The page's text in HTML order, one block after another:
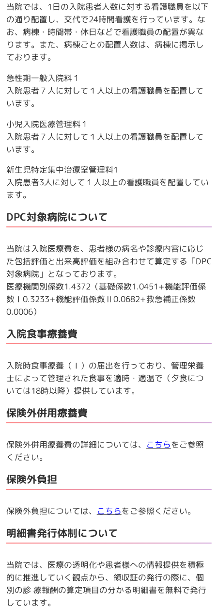
当院では、1日の入院患者人数に対する看護職員を以下
の通り配置し、交代で24時間看護を行っています。な
お、病棟・時間帯・休日などで看護職員の配置が異な
ります。また、病棟ごとの配置人数は、病棟に掲示し
ております。
急性期一般入院料１
入院患者７人に対して１人以上の看護職員を配置して
います。
小児入院医療管理料１
入院患者７人に対して１人以上の看護職員を配置して
います。
新生児特定集中治療室管理料1
入院患者3人に対して１人以上の看護職員を配置してい
ます。
DPC対象病院について
当院は入院医療費を、患者様の病名や診療内容に応じ
た包括評価と出来高評価を組み合わせて算定する「DPC
対象病院」となっております。
医療機関別係数1.4372（基礎係数1.0451+機能評価係
数Ⅰ0.3233+機能評価係数Ⅱ0.0682+救急補正係数
0.0006）
入院食事療養費
入院時食事療養（Ⅰ）の届出を行っており、管理栄養
士によって管理された食事を適時・適温で（夕食につ
いては18時以降）提供しています。
保険外併用療養費
保険外併用療養費の詳細については、 こちらをご参照
ください。
保険外負担
保険外負担については、 こちらをご参照ください。
明細書発行体制について
当院では、医療の透明化や患者様への情報提供を積極
的に推進していく観点から、領収証の発行の際に、個
別の診 療報酬の算定項目の分かる明細書を無料で発行
しています。